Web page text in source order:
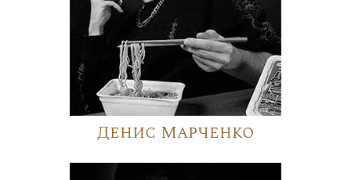
Денис Марченко